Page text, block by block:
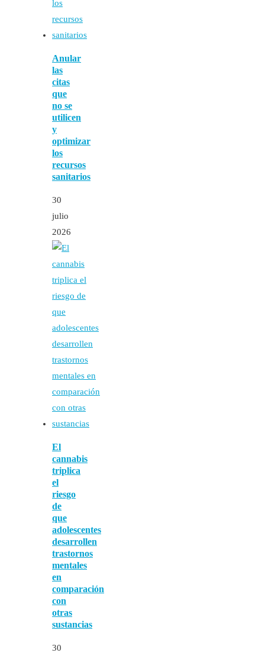
Anular
las
citas
que
no se
utilicen
y
optimizar
los
recursos
sanitarios
30
julio
2026
El
cannabis
triplica
el
riesgo
de
que
adolescentes
desarrollen
trastornos
mentales
en
comparación
con
otras
sustancias
30